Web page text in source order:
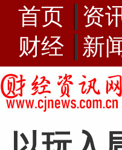
首页 资
财经
新